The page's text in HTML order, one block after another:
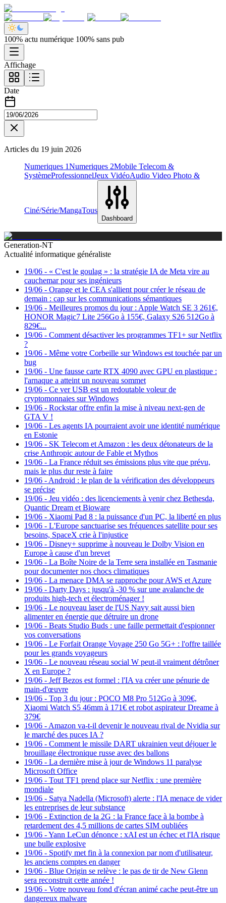
100% actu numérique 100% sans pub
Affichage
Date
Articles du 19 juin 2026
Numeriques 1Numeriques 2Mobile Telecom &
SystèmeProfessionnelJeux VidéoAudio Video Photo &
Ciné/Série/MangaTous
Dashboard
Generation-NT
Actualité informatique généraliste
19/06 - « C'est le goulag » : la stratégie IA de Meta vire au
cauchemar pour ses ingénieurs
19/06 - Orange et le CEA s'allient pour créer le réseau de
demain : cap sur les communications sémantiques
19/06 - Meilleures promos du jour : Apple Watch SE 3 261€,
HONOR Magic7 Lite 256Go à 155€, Galaxy S26 512Go à
829€...
19/06 - Comment désactiver les programmes TF1+ sur Netflix
?
19/06 - Même votre Corbeille sur Windows est touchée par un
bug
19/06 - Une fausse carte RTX 4090 avec GPU en plastique :
l'arnaque a atteint un nouveau sommet
19/06 - Ce ver USB est un redoutable voleur de
cryptomonnaies sur Windows
19/06 - Rockstar offre enfin la mise à niveau next-gen de
GTA V !
19/06 - Les agents IA pourraient avoir une identité numérique
en Estonie
19/06 - SK Telecom et Amazon : les deux détonateurs de la
crise Anthropic autour de Fable et Mythos
19/06 - La France réduit ses émissions plus vite que prévu,
mais le plus dur reste à faire
19/06 - Android : le plan de la vérification des développeurs
se précise
19/06 - Jeu vidéo : des licenciements à venir chez Bethesda,
Quantic Dream et Bioware
19/06 - Xiaomi Pad 8 : la puissance d'un PC, la liberté en plus
19/06 - L'Europe sanctuarise ses fréquences satellite pour ses
besoins, SpaceX crie à l'injustice
19/06 - Disney+ supprime à nouveau le Dolby Vision en
Europe à cause d'un brevet
19/06 - La Boîte Noire de la Terre sera installée en Tasmanie
pour documenter nos chocs climatiques
19/06 - La menace DMA se rapproche pour AWS et Azure
19/06 - Darty Days : jusqu'à -30 % sur une avalanche de
produits high-tech et électroménager !
19/06 - Le nouveau laser de l'US Navy sait aussi bien
alimenter en énergie que détruire un drone
19/06 - Beats Studio Buds : une faille permettait d'espionner
vos conversations
19/06 - Le Forfait Orange Voyage 250 Go 5G+ : l'offre taillée
pour les grands voyageurs
19/06 - Le nouveau réseau social W peut-il vraiment détrôner
X en Europe ?
19/06 - Jeff Bezos est formel : l'IA va créer une pénurie de
main-d'œuvre
19/06 - Top 3 du jour : POCO M8 Pro 512Go à 309€,
Xiaomi Watch S5 46mm à 171€ et robot aspirateur Dreame à
379€
19/06 - Amazon va-t-il devenir le nouveau rival de Nvidia sur
le marché des puces IA ?
19/06 - Comment le missile DART ukrainien veut déjouer le
brouillage électronique russe avec des ballons
19/06 - La dernière mise à jour de Windows 11 paralyse
Microsoft Office
19/06 - Tout TF1 prend place sur Netflix : une première
mondiale
19/06 - Satya Nadella (Microsoft) alerte : l'IA menace de vider
les entreprises de leur substance
19/06 - Extinction de la 2G : la France face à la bombe à
retardement des 4,5 millions de cartes SIM oubliées
19/06 -Yann LeCun dénonce : xAI est un échec et l'IA risque
une bulle explosive
19/06 - Spotify met fin à la connexion par nom d'utilisateur,
les anciens comptes en danger
19/06 - Blue Origin se relève : le pas de tir de New Glenn
sera reconstruit cette année !
19/06 - Votre nouveau fond d'écran animé cache peut-être un
dangereux malware